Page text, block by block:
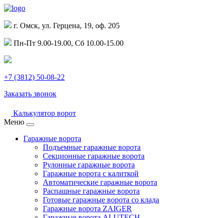
г. Омск, ул. Герцена, 19, оф. 205
Пн-Пт 9.00-19.00, Сб 10.00-15.00
+7 (3812) 50-08-22
Заказать звонок
Калькулятор ворот
Меню
Гаражные ворота
Подъемные гаражные ворота
Секционные гаражные ворота
Рулонные гаражные ворота
Гаражные ворота с калиткой
Автоматические гаражные ворота
Распашные гаражные ворота
Готовые гаражные ворота со клада
Гаражные ворота ZAIGER